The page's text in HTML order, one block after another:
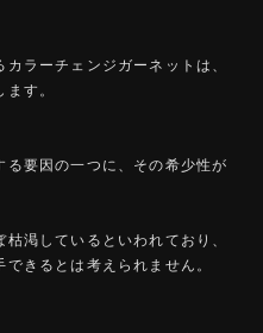
ラーチェンジガーネットは、
す。
る要因の一つに、その希少性が
渇しているといわれており、
きるとは考えられません。